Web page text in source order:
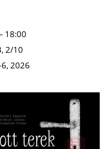
18:00
2/10
2026